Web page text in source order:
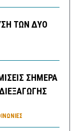
ΤΩΝ ΔΥΟ
ΣΗΜΕΡΑ